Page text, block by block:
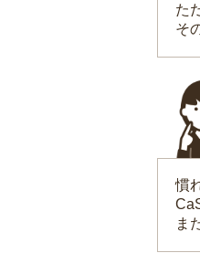
た
そ
慣
ま